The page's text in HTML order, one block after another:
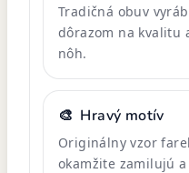
Tradičná obuv
dôrazom na kvalitu
nôh.
🎨 Hravý motív
Originálny vzor
okamžite zamilujú